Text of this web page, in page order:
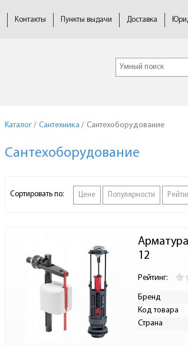
Контакты Пункты выдачи Доставка
Каталог / Сантехника / Сантехоборудование
Сантехоборудование
Сортировать по: Цене Популярности
12
Рейтинг:
Бренд
Код товара
Страна